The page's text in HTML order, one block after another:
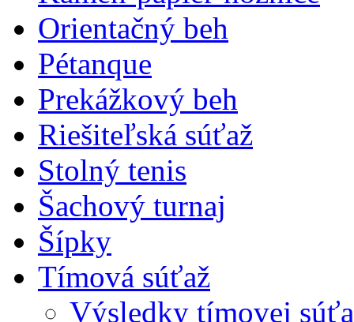
Orientačný beh
Pétanque
Prekážkový beh
Riešiteľská súťaž
Stolný tenis
Šachový turnaj
Šípky
Tímová súťaž
Výsledky tímovej